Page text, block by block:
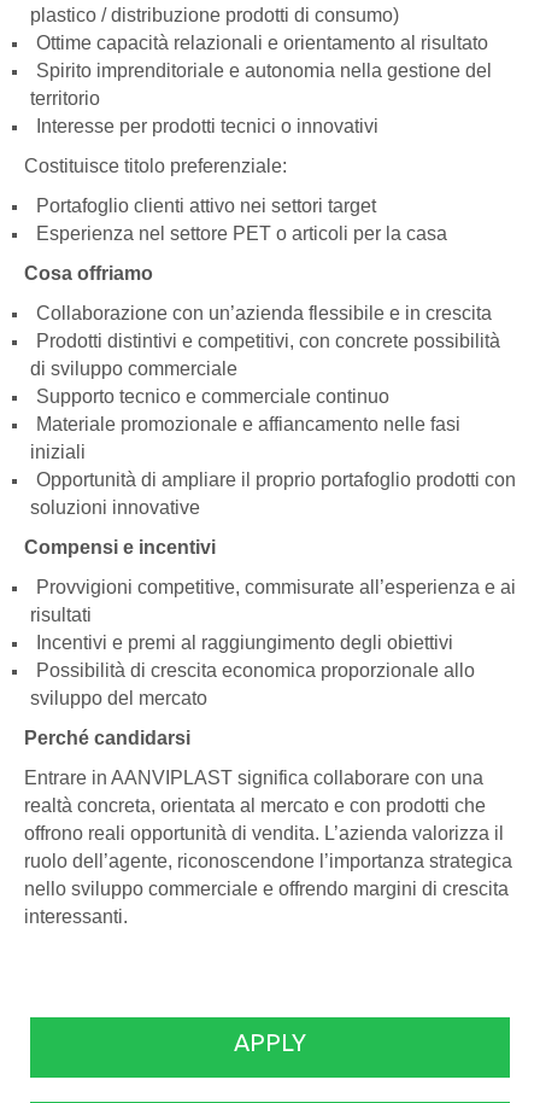
plastico / distribuzione prodotti di consumo)
Ottime capacità relazionali e orientamento al risultato
Spirito imprenditoriale e autonomia nella gestione del
territorio
Interesse per prodotti tecnici o innovativi
Costituisce titolo preferenziale:
Portafoglio clienti attivo nei settori target
Esperienza nel settore PET o articoli per la casa
Cosa offriamo
Collaborazione con un’azienda flessibile e in crescita
Prodotti distintivi e competitivi, con concrete possibilità
di sviluppo commerciale
Supporto tecnico e commerciale continuo
Materiale promozionale e affiancamento nelle fasi
iniziali
Opportunità di ampliare il proprio portafoglio prodotti con
soluzioni innovative
Compensi e incentivi
Provvigioni competitive, commisurate all’esperienza e ai
risultati
Incentivi e premi al raggiungimento degli obiettivi
Possibilità di crescita economica proporzionale allo
sviluppo del mercato
Perché candidarsi
Entrare in AANVIPLAST significa collaborare con una
realtà concreta, orientata al mercato e con prodotti che
offrono reali opportunità di vendita. L’azienda valorizza il
ruolo dell’agente, riconoscendone l’importanza strategica
nello sviluppo commerciale e offrendo margini di crescita
interessanti.
APPLY